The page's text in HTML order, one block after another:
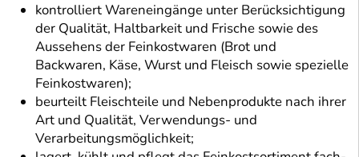
kontrolliert Wareneingänge unter Berücksichtigung
der Qualität, Haltbarkeit und Frische sowie des
Aussehens der Feinkostwaren (Brot und
Backwaren, Käse, Wurst und Fleisch sowie spezielle
Feinkostwaren);
beurteilt Fleischteile und Nebenprodukte nach ihrer
Art und Qualität, Verwendungs- und
Verarbeitungsmöglichkeit;